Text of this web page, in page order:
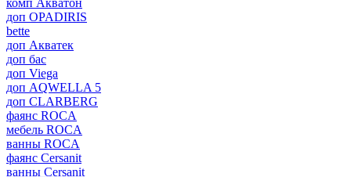
комп Акватон
доп OPADIRIS
bette
доп Акватек
доп бас
доп Viega
доп AQWELLA 5
доп CLARBERG
фаянс ROCA
мебель ROCA
ванны ROCA
фаянс Cersanit
ванны Cersanit